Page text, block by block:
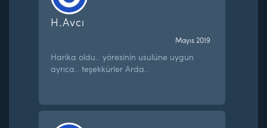
H.Avcı
Mayıs 2019
Harika oldu.. yöresinin usulüne uygun
ayrıca.. teşekkürler Arda..